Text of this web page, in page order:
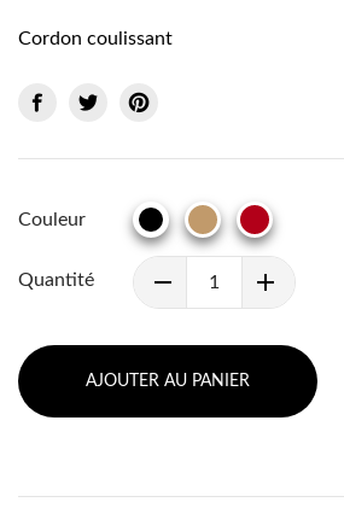
Cordon coulissant
Couleur NOIR CAMELBRIQUE
Quantité
AJOUTER AU PANIER